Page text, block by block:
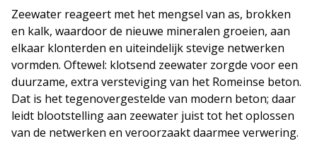
Zeewater reageert met het mengsel van as, brokken
en kalk, waardoor de nieuwe mineralen groeien, aan
elkaar klonterden en uiteindelijk stevige netwerken
vormden. Oftewel: klotsend zeewater zorgde voor een
duurzame, extra versteviging van het Romeinse beton.
Dat is het tegenovergestelde van modern beton; daar
leidt blootstelling aan zeewater juist tot het oplossen
van de netwerken en veroorzaakt daarmee verwering.